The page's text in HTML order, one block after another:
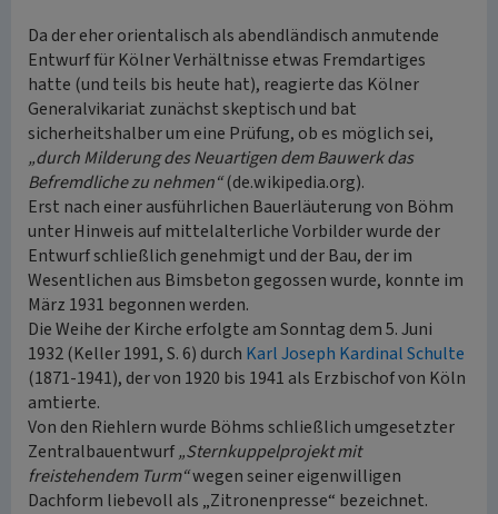
Da der eher orientalisch als abendländisch anmutende
Entwurf für Kölner Verhältnisse etwas Fremdartiges
hatte (und teils bis heute hat), reagierte das Kölner
Generalvikariat zunächst skeptisch und bat
sicherheitshalber um eine Prüfung, ob es möglich sei,
„durch Milderung des Neuartigen dem Bauwerk das
Befremdliche zu nehmen“(de.wikipedia.org).
Erst nach einer ausführlichen Bauerläuterung von Böhm
unter Hinweis auf mittelalterliche Vorbilder wurde der
Entwurf schließlich genehmigt und der Bau, der im
Wesentlichen aus Bimsbeton gegossen wurde, konnte im
März 1931 begonnen werden.
Die Weihe der Kirche erfolgte am Sonntag dem 5. Juni
1932 (Keller 1991, S. 6) durch Karl Joseph Kardinal Schulte
(1871-1941), der von 1920 bis 1941 als Erzbischof von Köln
amtierte.
Von den Riehlern wurde Böhms schließlich umgesetzter
Zentralbauentwurf„Sternkuppelprojekt mit
freistehendem Turm“wegen seiner eigenwilligen
Dachform liebevoll als „Zitronenpresse“ bezeichnet.